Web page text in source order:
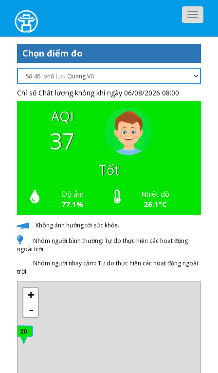
Chọn điểm đo
Chỉ số Chất lượng không khí ngày 06/08/2026 08:00
AQI
37
Tốt
Độ ẩm
77.1%
Nhiệt độ
26.1°C
Không ảnh hưởng tới sức khỏe.
Nhóm người bình thường: Tự do thực hiện các hoạt động
ngoài trời.
Nhóm người nhạy cảm: Tự do thực hiện các hoạt động ngoài
trời.
20
+
-